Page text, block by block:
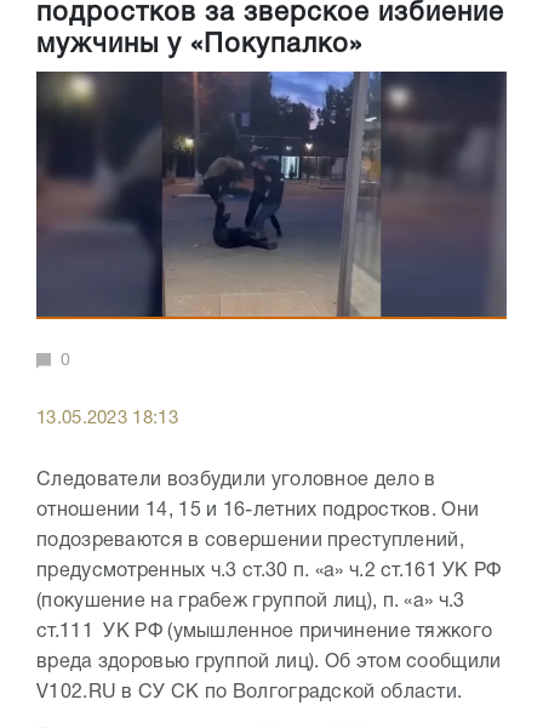
подростков за зверское избиение
мужчины у «Покупалко»
0
13.05.2023 18:13
Следователи возбудили уголовное дело в
отношении 14, 15 и 16-летних подростков. Они
подозреваются в совершении преступлений,
предусмотренных ч.3 ст.30 п. «а» ч.2 ст.161 УК РФ
(покушение на грабеж группой лиц), п. «а» ч.3
ст.111 УК РФ (умышленное причинение тяжкого
вреда здоровью группой лиц). Об этом сообщили
V102.RU в СУ СК по Волгоградской области.